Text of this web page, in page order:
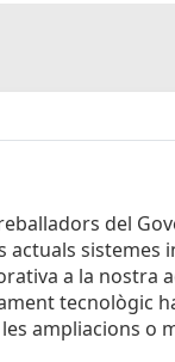
del
sistemes
a la nostra
tecnològic
ampliacions o